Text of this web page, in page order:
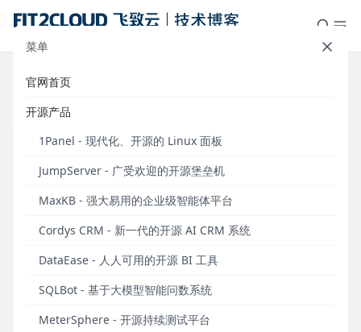
菜单
官网首页
开源产品
1Panel - 现代化、开源的 Linux 面板
JumpServer - 广受欢迎的开源堡垒机
MaxKB - 强大易用的企业级智能体平台
Cordys CRM - 新一代的开源 AI CRM 系统
DataEase - 人人可用的开源 BI 工具
SQLBot - 基于大模型智能问数系统
MeterSphere - 开源持续测试平台
标签：修复方案
重要通知丨JumpServer漏洞通知及修复方案（JS-